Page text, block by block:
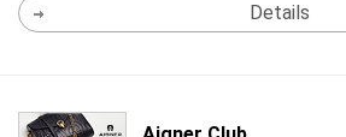
Details